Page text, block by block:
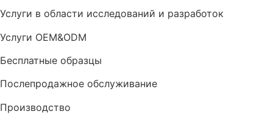
Услуги в области исследований и разработок
Услуги OEM&ODM
Бесплатные образцы
Послепродажное обслуживание
Производство